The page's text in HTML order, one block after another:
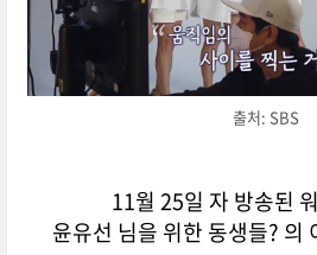
출처: SBS
11월 25일 자 방송된
윤유선 님을 위한 동생들? 의